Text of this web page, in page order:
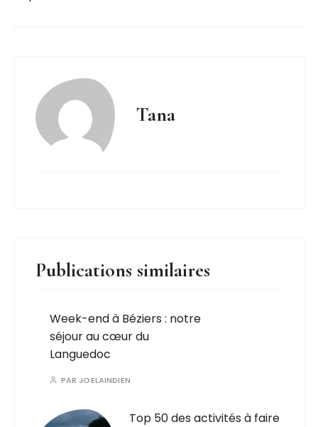
Tana
Publications similaires
Week-end à Béziers : notre
séjour au cœur du
Languedoc
PAR JOELAINDIEN
Top 50 des activités à faire